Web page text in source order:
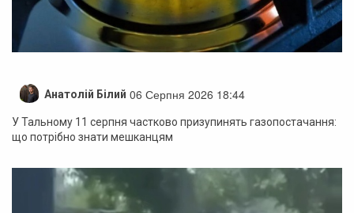
Анатолій Білий 06 Серпня 2026 18:44
У Тальному 11 серпня частково призупинять газопостачання:
що потрібно знати мешканцям